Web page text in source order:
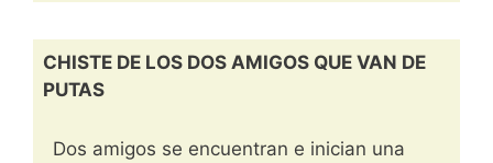
CHISTE DE LOS DOS AMIGOS QUE VAN DE
PUTAS
Dos amigos se encuentran e inician una